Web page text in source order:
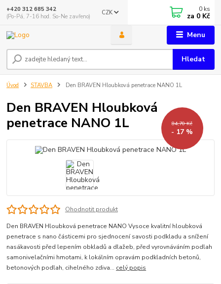
Menu
CZK
Hledat
+420 312 685 342
(Po-Pá, 7-16 hod. So-Ne zavřeno)
0 ks
za 0 Kč
Úvod STAVBA Den BRAVEN Hloubková penetrace NANO 1L
Den BRAVEN Hloubková
penetrace NANO 1L
84,70 Kč
- 17 %
Ohodnotit produkt
Den BRAVEN Hloubková penetrace NANO Vysoce kvalitní hloubková
penetrace s nano částicemi pro sjednocení savosti podkladu a snížení
nasákavosti před lepením obkladů a dlažeb, před vyrovnáváním podlah
samonivelačními hmotami, k lokálním opravám podkladních betonů,
betonových podlah, cihelného zdiva... celý popis